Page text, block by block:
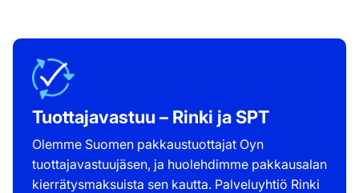
Tuottajavastuu – Rinki ja SPT
Olemme Suomen pakkaustuottajat Oyn
tuottajavastuujäsen, ja huolehdimme pakkausalan
kierrätysmaksuista sen kautta. Palveluyhtiö Rinki